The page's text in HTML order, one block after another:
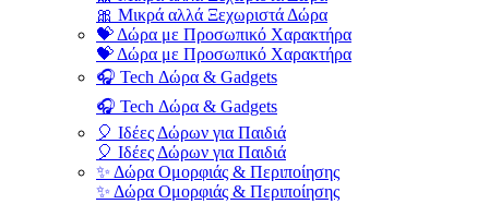
🎀 Μικρά αλλά Ξεχωριστά Δώρα
💝 Δώρα με Προσωπικό Χαρακτήρα
💝 Δώρα με Προσωπικό Χαρακτήρα
🎧 Tech Δώρα & Gadgets
🎧 Tech Δώρα & Gadgets
🎈 Ιδέες Δώρων για Παιδιά
🎈 Ιδέες Δώρων για Παιδιά
✨ Δώρα Ομορφιάς & Περιποίησης
✨ Δώρα Ομορφιάς & Περιποίησης